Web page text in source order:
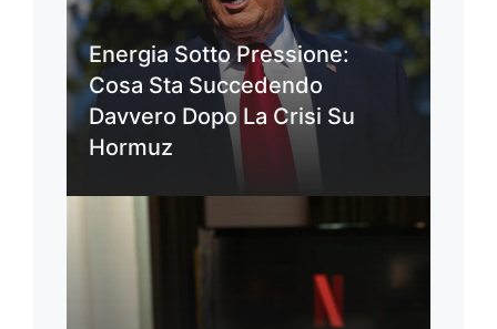
Energia Sotto Pressione:
Cosa Sta Succedendo
Davvero Dopo La Crisi Su
Hormuz